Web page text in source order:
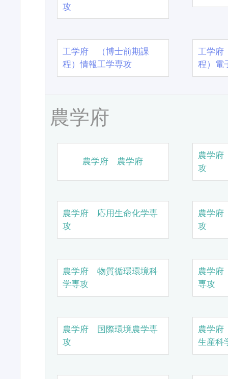
攻
工学府 （博士前期課
程）情報工学専攻
工学
程）電
農学府
農学府 農学府
農学
攻
農学府 応用生命化学専
攻
農学
攻
農学府 物質循環環境科
学専攻
農学
専攻
農学府 国際環境農学専
攻
農学
生産科